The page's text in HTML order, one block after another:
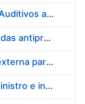
Suministro de Protectores Auditivos a medida para las personas trabajadoras de los Centros de Trabajo de Madrid y Burgos
Suministro de gafas graduadas antiproyecciones para los trabajadores de la FNMT-RCM en los centros de trabajo de Madrid y Burgos
Servicios de una empresa externa para el asesoramiento y resolución de los recursos de alzada que se presentan relacionados con procesos de selección para la FNMT-RCM
Acuerdo marco para el suministro e instalación de persianas, estores y otros complementos